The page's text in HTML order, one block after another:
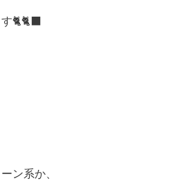
🐈🐈‍⬛
ン系か、